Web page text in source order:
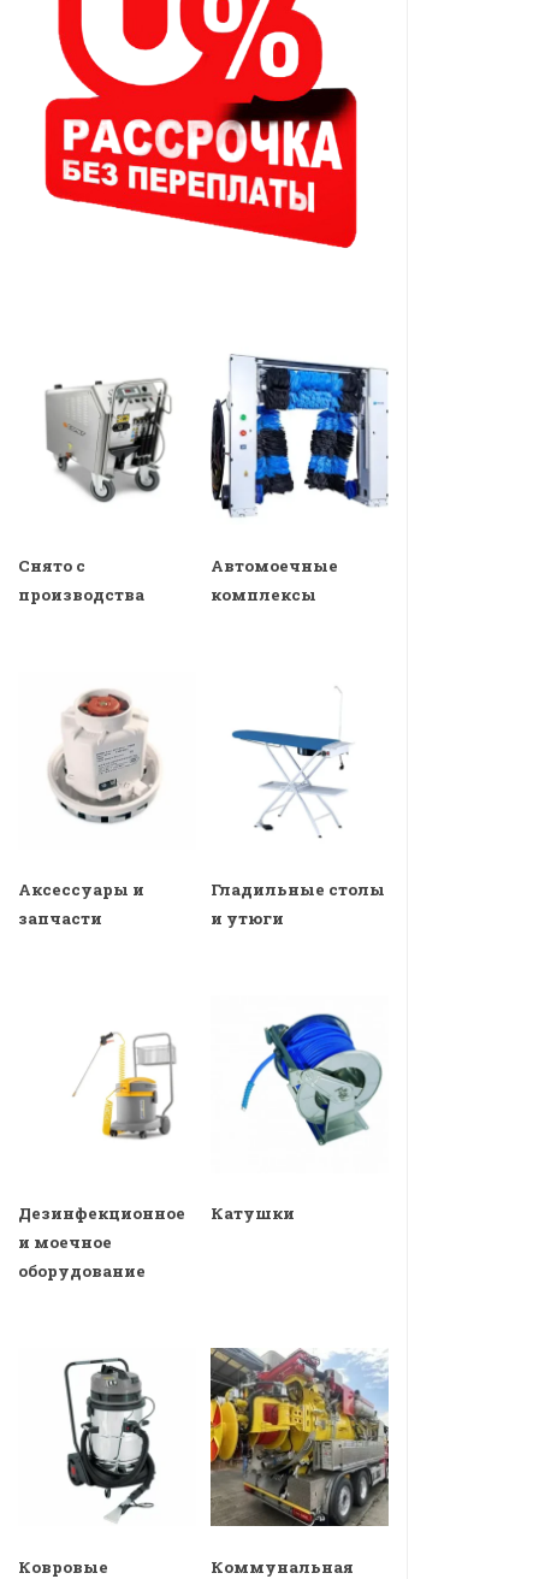
Снято с
производства
Автомоечные
комплексы
Аксессуары и
запчасти
Гладильные столы
и утюги
Дезинфекционное
и моечное
оборудование
Катушки
Ковровые
Коммунальная